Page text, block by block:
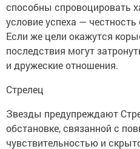
способны спровоцировать
условие успеха —
Если же цели окажутся
последствия могут
и дружеские отношения.
Стрелец
Звезды предупреждают
обстановке, связанной с
чувствительностью и